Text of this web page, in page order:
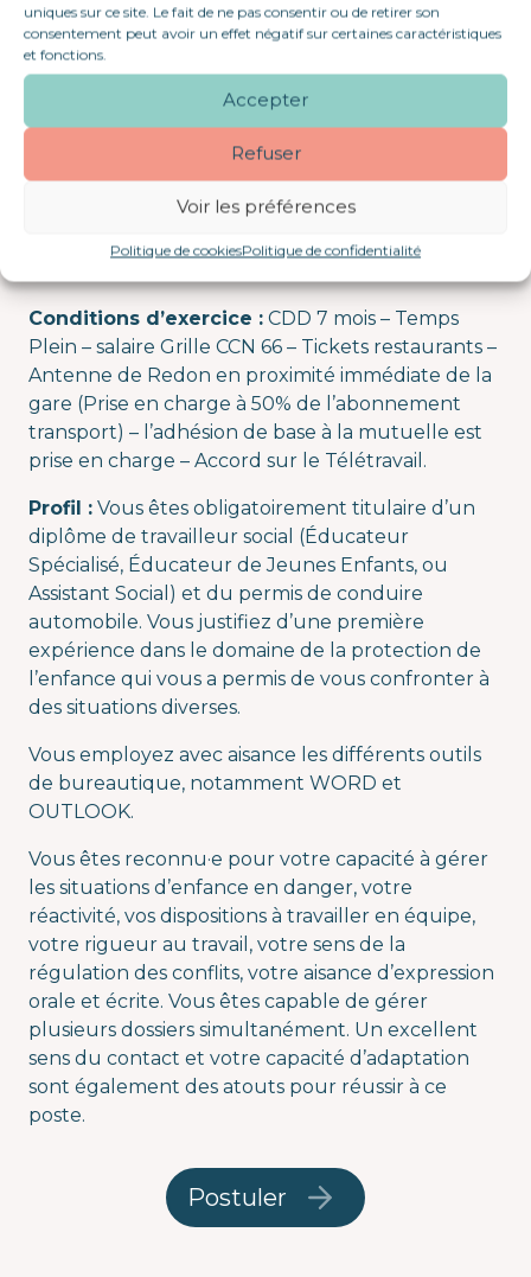
uniques sur ce site. Le fait de ne pas consentir ou de retirer son
consentement peut avoir un effet négatif sur certaines caractéristiques
et fonctions.
Accepter
Refuser
Voir les préférences
Politique de cookiesPolitique de confidentialité
Le poste :Sous la responsabilité du Directeur
d’Antenne et de la cheffe de service, vous pouvez
être chargé(e) de l’exercice de tout type de
mesures éducatives en milieu ouvert à l’égard
A ce titre, vous intervenez de manière très
opérationnelle, dans le conseil, l’assistance comme
la définition des projets avec les familles et les
Conditions d’exercice : CDD 7 mois – Temps
Plein – salaire Grille CCN 66 – Tickets restaurants –
Antenne de Redon en proximité immédiate de la
gare (Prise en charge à 50% de l’abonnement
transport) – l’adhésion de base à la mutuelle est
prise en charge – Accord sur le Télétravail.
Profil : Vous êtes obligatoirement titulaire d’un
diplôme de travailleur social (Éducateur
Spécialisé, Éducateur de Jeunes Enfants, ou
Assistant Social) et du permis de conduire
automobile. Vous justifiez d’une première
expérience dans le domaine de la protection de
l’enfance qui vous a permis de vous confronter à
des situations diverses.
Vous employez avec aisance les différents outils
de bureautique, notamment WORD et
OUTLOOK.
Vous êtes reconnu·e pour votre capacité à gérer
les situations d’enfance en danger, votre
réactivité, vos dispositions à travailler en équipe,
votre rigueur au travail, votre sens de la
régulation des conflits, votre aisance d’expression
orale et écrite. Vous êtes capable de gérer
plusieurs dossiers simultanément. Un excellent
sens du contact et votre capacité d’adaptation
sont également des atouts pour réussir à ce
poste.
Postuler